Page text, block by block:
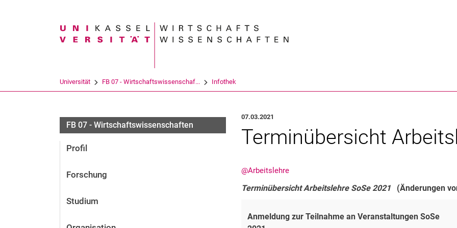
Suchbegriff
Universität FB 07 - Wirtschaftswissenschaf... Infothek
FB 07 - Wirtschaftswissenschaften
Profil
Forschung
Studium
07.03.2021
Terminübersicht
@Arbeitslehre
Terminübersicht Arbeitslehre SoSe 2021 (Änderungen
Anmeldung zur Teilnahme an Veranstaltungen SoSe